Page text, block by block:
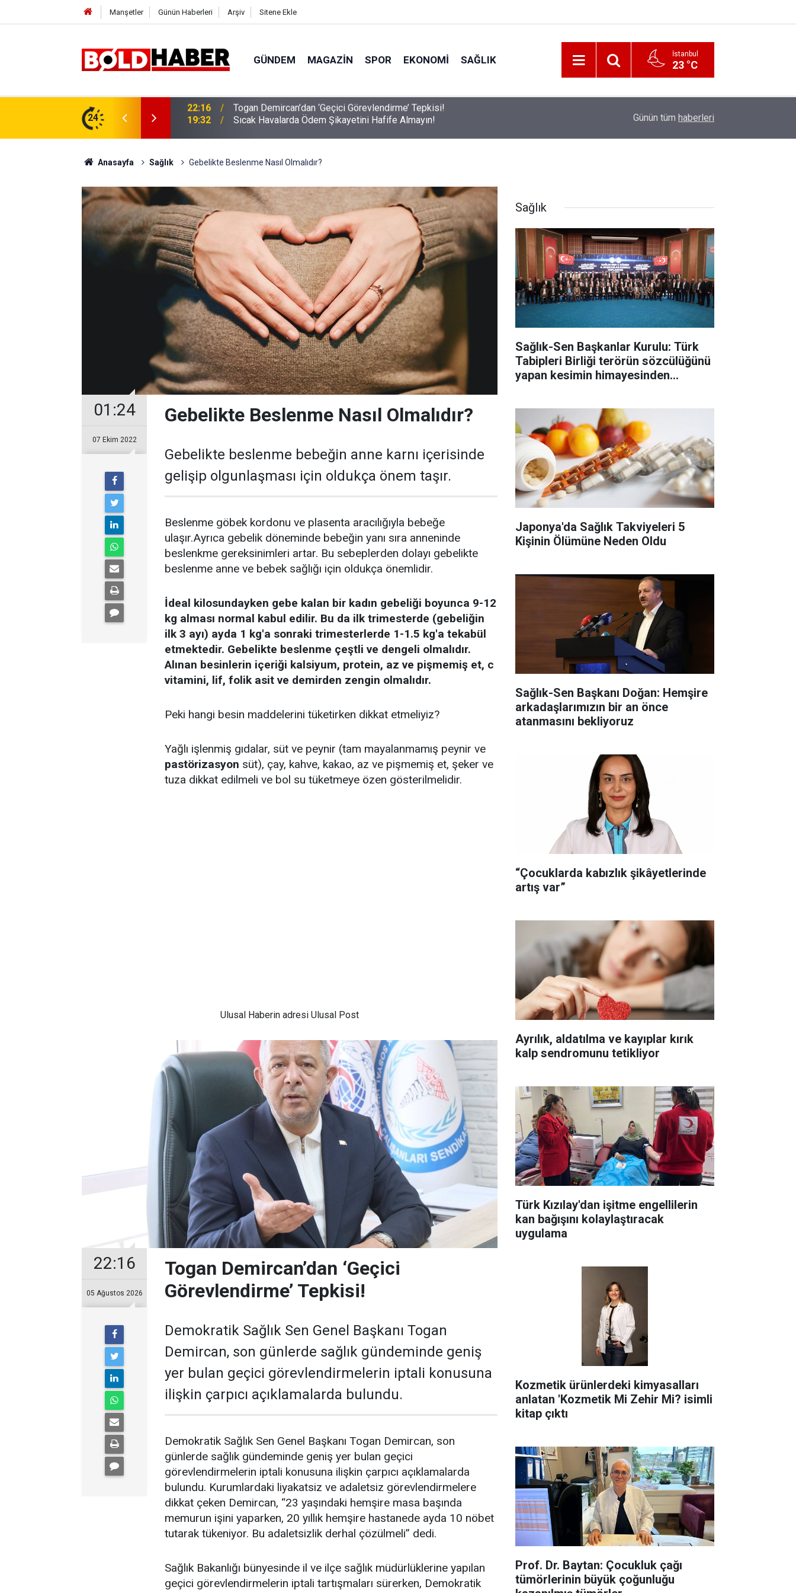
Manşetler Günün Haberleri Arşiv Sitene Ekle
GÜNDEM MAGAZIN SPOR EKONOMI SAĞLIK İstanbul
23 °C
24 19:32 Sıcak Havalarda Ödem Şikayetini Hafife Almayın! İzmir 112’de Kan Donduran İddialar!
Günün tüm haberleri
Anasayfa Sağlık Gebelikte Beslenme Nasıl Olmalıdır?
01:24
07 Ekim 2022
Gebelikte Beslenme Nasıl Olmalıdır?
Gebelikte beslenme bebeğin anne karnı içerisinde
gelişip olgunlaşması için oldukça önem taşır.
Beslenme göbek kordonu ve plasenta aracılığıyla bebeğe
ulaşır.Ayrıca gebelik döneminde bebeğin yanı sıra anneninde
beslenkme gereksinimleri artar. Bu sebeplerden dolayı gebelikte
beslenme anne ve bebek sağlığı için oldukça önemlidir.
İdeal kilosundayken gebe kalan bir kadın gebeliği boyunca 9-12
kg alması normal kabul edilir. Bu da ilk trimesterde (gebeliğin
ilk 3 ayı) ayda 1 kg'a sonraki trimesterlerde 1-1.5 kg'a tekabül
etmektedir. Gebelikte beslenme çeştli ve dengeli olmalıdır.
Alınan besinlerin içeriği kalsiyum, protein, az ve pişmemiş et, c
vitamini, lif, folik asit ve demirden zengin olmalıdır.
Peki hangi besin maddelerini tüketirken dikkat etmeliyiz?
Yağlı işlenmiş gıdalar, süt ve peynir (tam mayalanmamış peynir ve
pastörizasyon süt), çay, kahve, kakao, az ve pişmemiş et, şeker ve
tuza dikkat edilmeli ve bol su tüketmeye özen gösterilmelidir.
Ulusal Haberin adresi Ulusal Post
22:16
05 Ağustos 2026
Togan Demircan’dan ‘Geçici
Görevlendirme’ Tepkisi!
Demokratik Sağlık Sen Genel Başkanı Togan
Demircan, son günlerde sağlık gündeminde geniş
yer bulan geçici görevlendirmelerin iptali konusuna
ilişkin çarpıcı açıklamalarda bulundu.
Demokratik Sağlık Sen Genel Başkanı Togan Demircan, son
günlerde sağlık gündeminde geniş yer bulan geçici
görevlendirmelerin iptali konusuna ilişkin çarpıcı açıklamalarda
bulundu. Kurumlardaki liyakatsiz ve adaletsiz görevlendirmelere
dikkat çeken Demircan, “23 yaşındaki hemşire masa başında
memurun işini yaparken, 20 yıllık hemşire hastanede ayda 10 nöbet
tutarak tükeniyor. Bu adaletsizlik derhal çözülmeli” dedi.
Sağlık Bakanlığı bünyesinde il ve ilçe sağlık müdürlüklerine yapılan
geçici görevlendirmelerin iptali tartışmaları sürerken, Demokratik
Sağlık
Sağlık-Sen Başkanlar Kurulu: Türk
Tabipleri Birliği terörün sözcülüğünü
yapan kesimin himayesinden
Japonya'da Sağlık Takviyeleri 5
Kişinin Ölümüne Neden Oldu
Sağlık-Sen Başkanı Doğan: Hemşire
arkadaşlarımızın bir an önce
atanmasını bekliyoruz
“Çocuklarda kabızlık şikâyetlerinde
artış var”
Ayrılık, aldatılma ve kayıplar kırık
kalp sendromunu tetikliyor
Türk Kızılay'dan işitme engellilerin
kan bağışını kolaylaştıracak
uygulama
Kozmetik ürünlerdeki kimyasalları
anlatan 'Kozmetik Mi Zehir Mi? isimli
kitap çıktı
Prof. Dr. Baytan: Çocukluk çağı
tümörlerinin büyük çoğunluğu